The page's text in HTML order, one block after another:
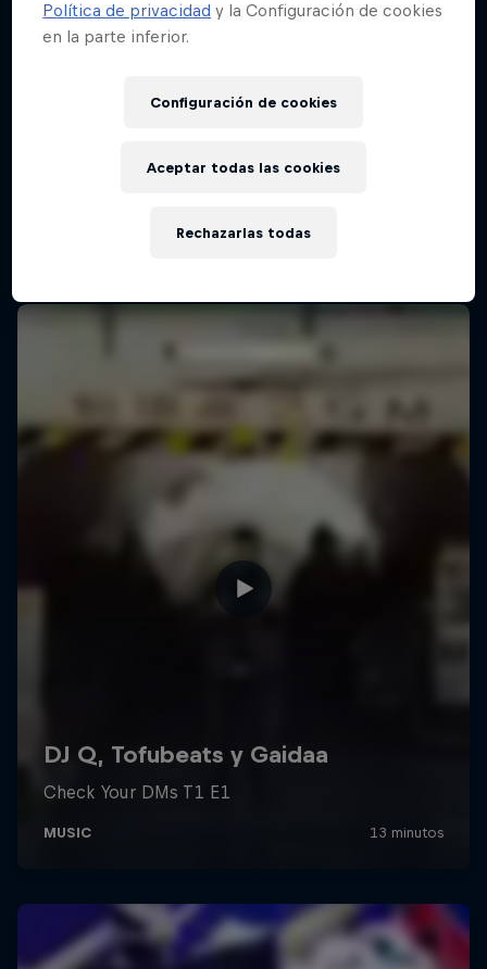
Red Bull Batalla Final Torneo de Plazas
Política de privacidad y la Configuración de cookies
en la parte inferior.
Configuración de cookies
Rechazarlas todas
Aceptar todas las cookies